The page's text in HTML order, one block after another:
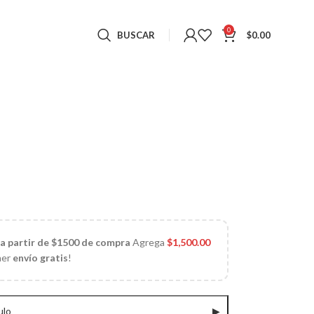
BUSCAR 0 $0.00
partir de $1500 de compra Agrega$1,500.00
envío gratis!
▶